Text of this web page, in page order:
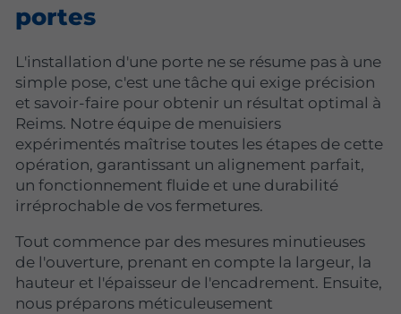
portes
L'installation d'une porte ne se résume pas à une
simple pose, c'est une tâche qui exige précision
et savoir-faire pour obtenir un résultat optimal à
Reims. Notre équipe de menuisiers
expérimentés maîtrise toutes les étapes de cette
opération, garantissant un alignement parfait,
un fonctionnement fluide et une durabilité
irréprochable de vos fermetures.
Tout commence par des mesures minutieuses
de l'ouverture, prenant en compte la largeur, la
hauteur et l'épaisseur de l'encadrement. Ensuite,
nous préparons méticuleusement